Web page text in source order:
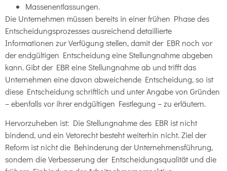
Massenentlassungen.
Die Unternehmen müssen bereits in einer frühen Phase des
Entscheidungsprozesses ausreichend detaillierte
Informationen zur Verfügung stellen, damit der EBR noch vor
der endgültigen Entscheidung eine Stellungnahme abgeben
kann. Gibt der EBR eine Stellungnahme ab und trifft das
Unternehmen eine davon abweichende Entscheidung, so ist
diese Entscheidung schriftlich und unter Angabe von Gründen
– ebenfalls vor ihrer endgültigen Festlegung – zu erläutern.
Hervorzuheben ist: Die Stellungnahme des EBR ist nicht
bindend, und ein Vetorecht besteht weiterhin nicht. Ziel der
Reform ist nicht die Behinderung der Unternehmensführung,
sondern die Verbesserung der Entscheidungsqualität und die